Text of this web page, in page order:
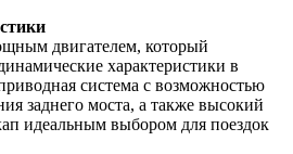
двигателем, который
характеристики в
система с возможностью
заднего моста, а также высокий
идеальным выбором для поездок